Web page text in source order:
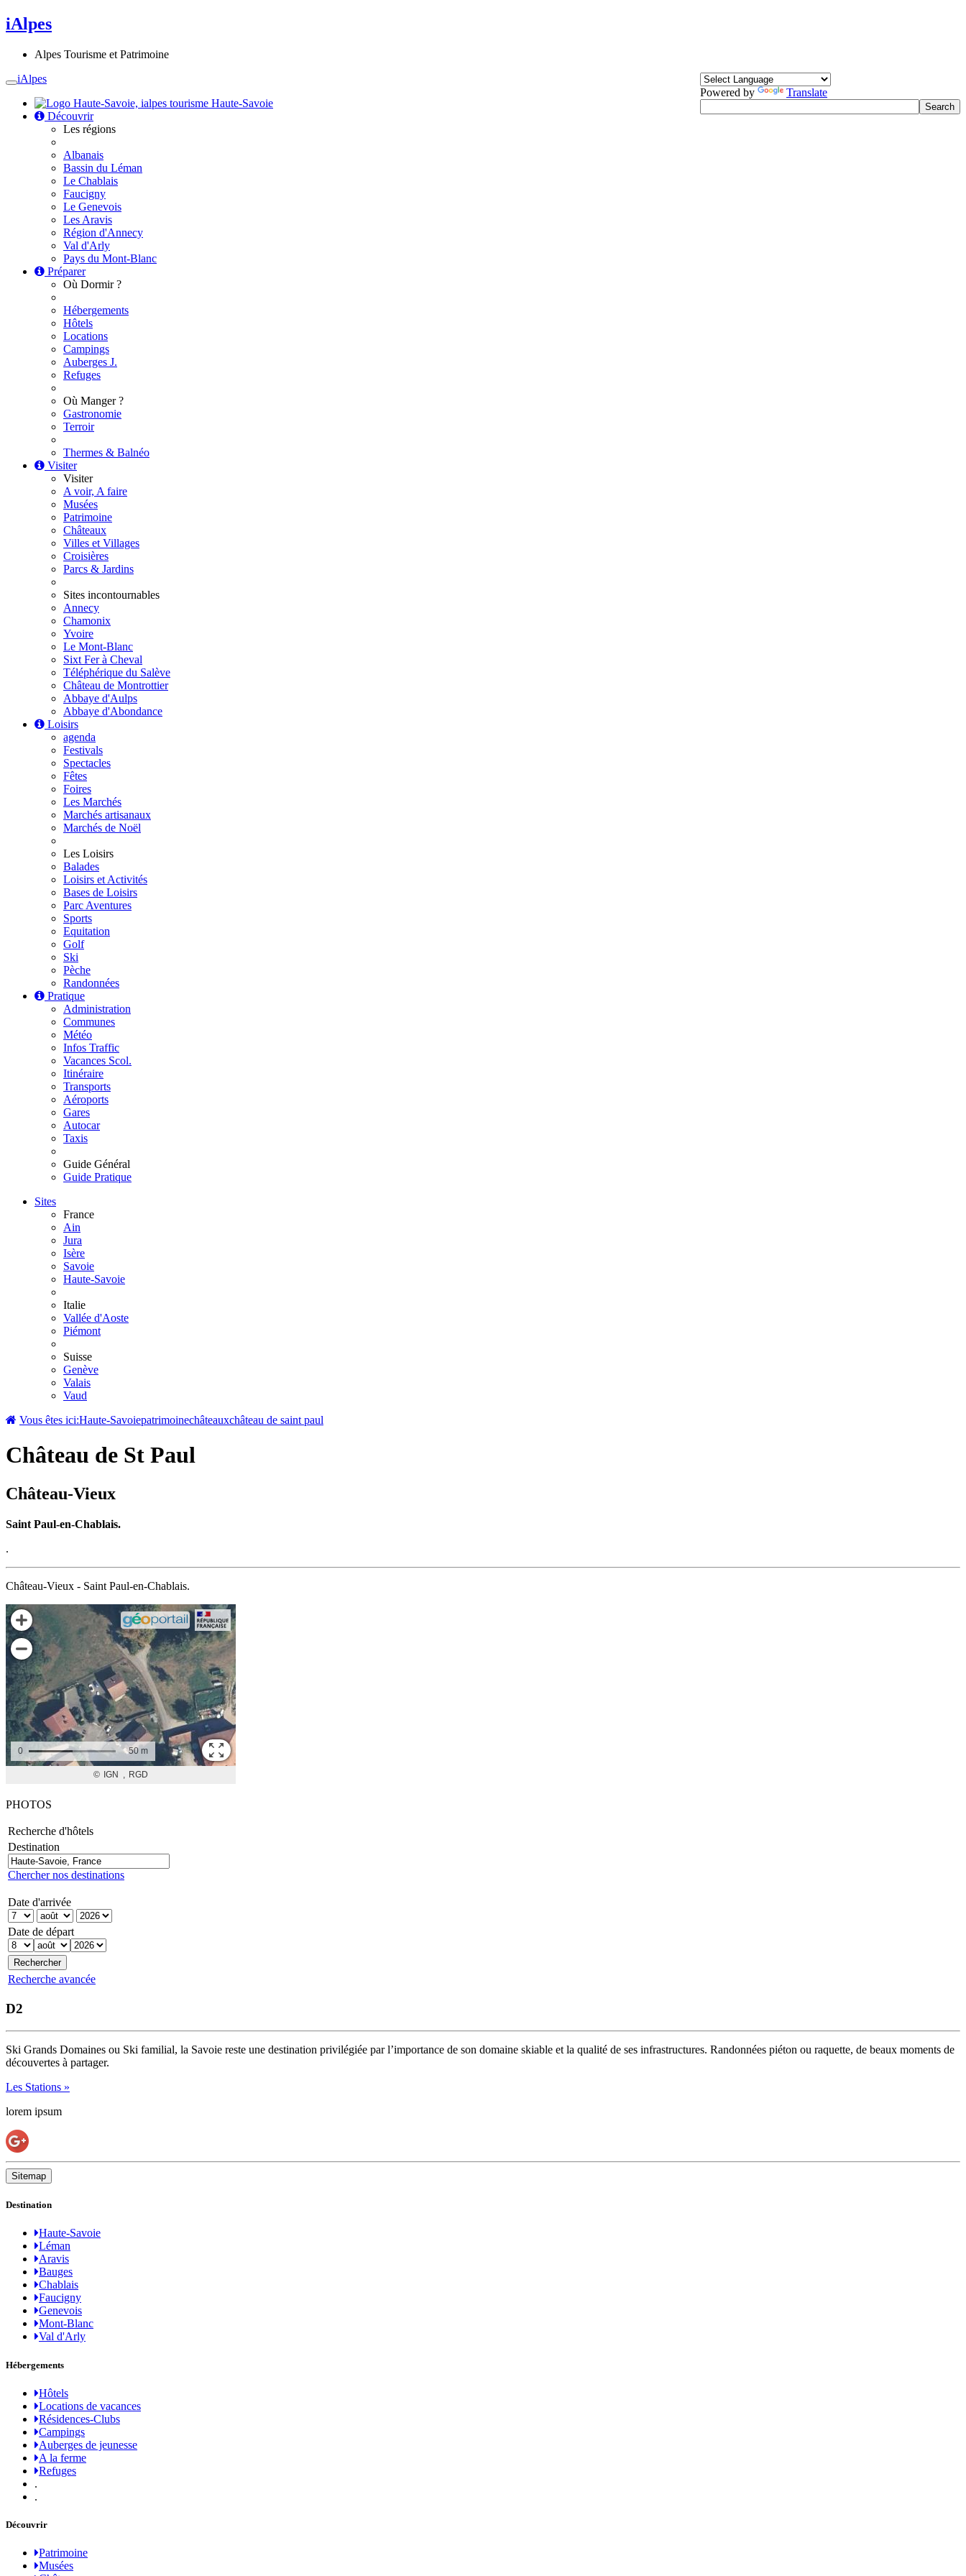
iAlpes
Alpes Tourisme et Patrimoine
Powered by Translate
Toggle
navigation
iAlpes
Haute-Savoie
Découvrir
Les régions
Albanais
Bassin du Léman
Le Chablais
Faucigny
Le Genevois
Les Aravis
Région d'Annecy
Val d'Arly
Pays du Mont-Blanc
Préparer
Où Dormir ?
Hébergements
Hôtels
Locations
Campings
Auberges J.
Refuges
Où Manger ?
Gastronomie
Terroir
Thermes & Balnéo
Visiter
Visiter
A voir, A faire
Musées
Patrimoine
Châteaux
Villes et Villages
Croisières
Parcs & Jardins
Sites incontournables
Annecy
Chamonix
Yvoire
Le Mont-Blanc
Sixt Fer à Cheval
Téléphérique du Salève
Château de Montrottier
Abbaye d'Aulps
Abbaye d'Abondance
Loisirs
agenda
Festivals
Spectacles
Fêtes
Foires
Les Marchés
Marchés artisanaux
Marchés de Noël
Les Loisirs
Balades
Loisirs et Activités
Bases de Loisirs
Parc Aventures
Sports
Equitation
Golf
Ski
Pèche
Randonnées
Pratique
Administration
Communes
Météo
Infos Traffic
Vacances Scol.
Itinéraire
Transports
Aéroports
Gares
Autocar
Taxis
Guide Général
Guide Pratique
Sites
France
Ain
Jura
Isère
Savoie
Haute-Savoie
Italie
Vallée d'Aoste
Piémont
Suisse
Genève
Valais
Vaud
Vous êtes ici:Haute-Savoiepatrimoinechâteauxchâteau de saint paul
Château de St Paul
Château-Vieux
Saint Paul-en-Chablais.
.
Château-Vieux - Saint Paul-en-Chablais.
PHOTOS
Recherche d'hôtels
Destination
Chercher nos destinations
Date d'arrivée
Date de départ
Recherche avancée
D2
Ski Grands Domaines ou Ski familial, la Savoie reste une destination privilégiée par l’importance de son domaine skiable et la qualité de ses infrastructures. Randonnées piéton ou raquette, de beaux moments de
découvertes à partager.
Les Stations »
lorem ipsum
Sitemap
Destination
Haute-Savoie
Léman
Aravis
Bauges
Chablais
Faucigny
Genevois
Mont-Blanc
Val d'Arly
Hébergements
Hôtels
Locations de vacances
Résidences-Clubs
Campings
Auberges de jeunesse
A la ferme
Refuges
.
.
Découvrir
Patrimoine
Musées